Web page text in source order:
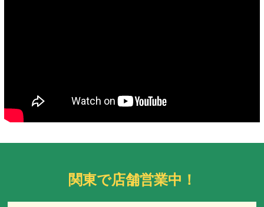
関東で店舗営業中！